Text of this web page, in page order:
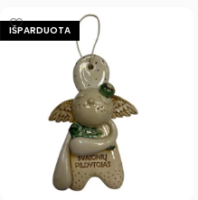
IŠPARDUOTA